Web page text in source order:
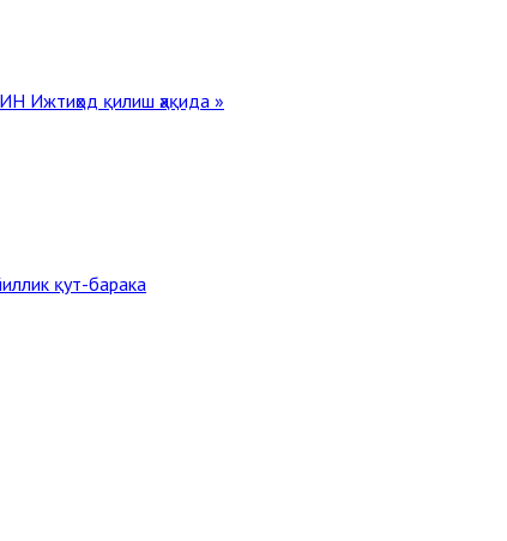
Ижтиҳод қилиш ҳақида »
қут-барака